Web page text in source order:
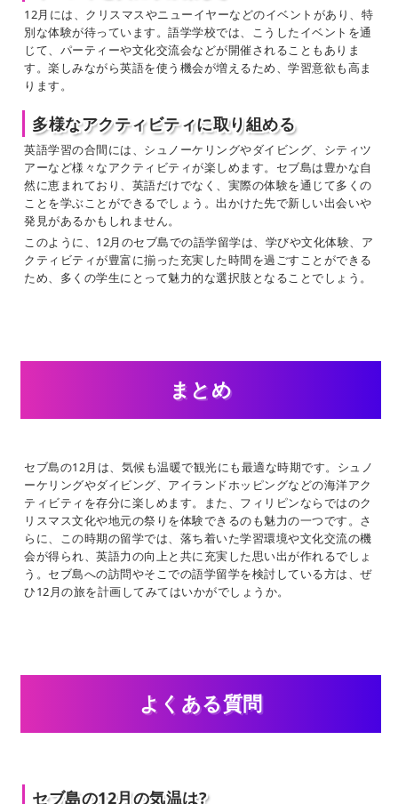
12月には、クリスマスやニューイヤーなどのイベントがあり、特
別な体験が待っています。語学学校では、こうしたイベントを通
じて、パーティーや文化交流会などが開催されることもありま
す。楽しみながら英語を使う機会が増えるため、学習意欲も高ま
ります。
多様なアクティビティに取り組める
英語学習の合間には、シュノーケリングやダイビング、シティツ
アーなど様々なアクティビティが楽しめます。セブ島は豊かな自
然に恵まれており、英語だけでなく、実際の体験を通じて多くの
ことを学ぶことができるでしょう。出かけた先で新しい出会いや
発見があるかもしれません。
このように、12月のセブ島での語学留学は、学びや文化体験、ア
クティビティが豊富に揃った充実した時間を過ごすことができる
ため、多くの学生にとって魅力的な選択肢となることでしょう。
まとめ
セブ島の12月は、気候も温暖で観光にも最適な時期です。シュノ
ーケリングやダイビング、アイランドホッピングなどの海洋アク
ティビティを存分に楽しめます。また、フィリピンならではのク
リスマス文化や地元の祭りを体験できるのも魅力の一つです。さ
らに、この時期の留学では、落ち着いた学習環境や文化交流の機
会が得られ、英語力の向上と共に充実した思い出が作れるでしょ
う。セブ島への訪問やそこでの語学留学を検討している方は、ぜ
ひ12月の旅を計画してみてはいかがでしょうか。
よくある質問
セブ島の12月の気温は?